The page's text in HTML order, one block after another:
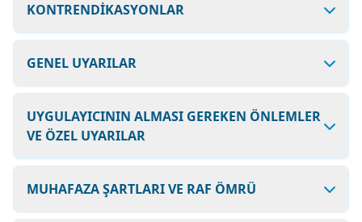
KONTRENDİKASYONLAR
GENEL UYARILAR
UYGULAYICININ ALMASI GEREKEN ÖNLEMLER
VE ÖZEL UYARILAR
MUHAFAZA ŞARTLARI VE RAF ÖMRÜ